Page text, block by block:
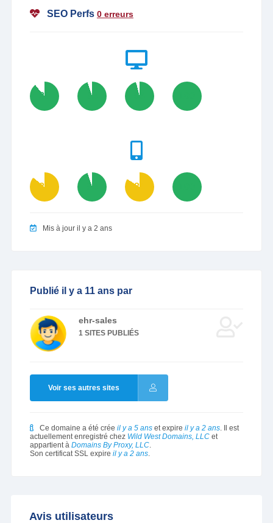
SEO Perfs 0 erreurs
89 95 96
86 95 84
Mis à jour il y a 2 ans
Publié il y a 11 ans par
ehr-sales
1 SITES PUBLIÉS
Voir ses autres sites
Ce domaine a été crée il y a 5 anset expire il y a 2 ans. Il est
actuellement enregistré chez Wild West Domains, LLCet
appartient à Domains By Proxy, LLC.
Son certificat SSL expire il y a 2 ans.
Avis utilisateurs